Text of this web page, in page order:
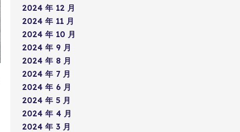
2024 年 12 月
2024 年 11 月
2024 年 10 月
2024 年 9 月
2024 年 8 月
2024 年 7 月
2024 年 6 月
2024 年 5 月
2024 年 4 月
2024 年 3 月